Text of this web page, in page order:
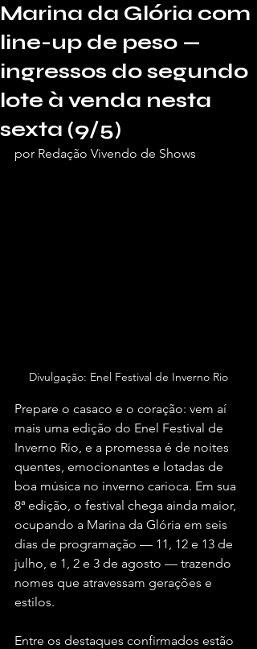
Marina da Glória com
line-up de peso —
ingressos do segundo
lote à venda nesta
sexta (9/5)
por Redação Vivendo de Shows
Divulgação: Enel Festival de Inverno Rio
Prepare o casaco e o coração: vem aí
mais uma edição do Enel Festival de
Inverno Rio, e a promessa é de noites
quentes, emocionantes e lotadas de
boa música no inverno carioca. Em sua
8ª edição, o festival chega ainda maior,
ocupando a Marina da Glória em seis
dias de programação — 11, 12 e 13 de
julho, e 1, 2 e 3 de agosto — trazendo
nomes que atravessam gerações e
estilos.
Entre os destaques confirmados estão